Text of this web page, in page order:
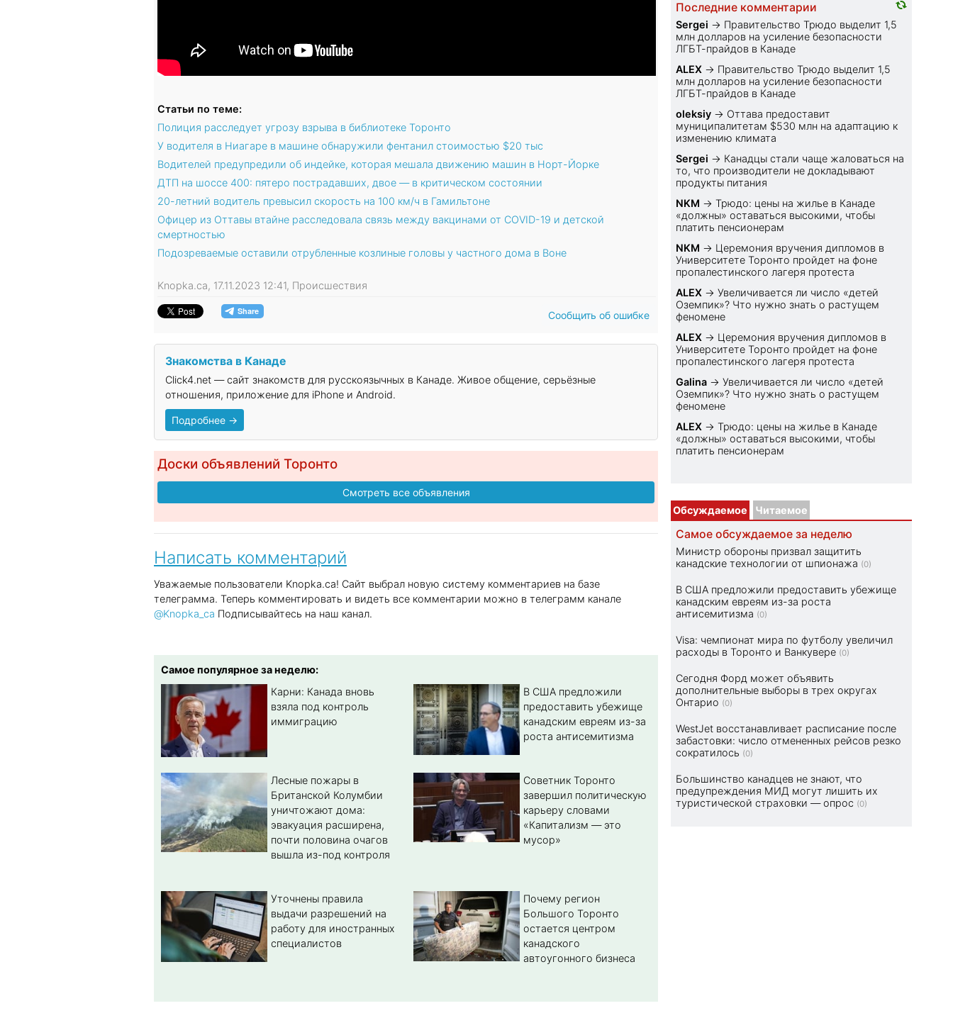
Статьи по теме:
Полиция расследует угрозу взрыва в библиотеке Торонто
У водителя в Ниагаре в машине обнаружили фентанил стоимостью $20 тыс
Водителей предупредили об индейке, которая мешала движению машин в Норт-Йорке
ДТП на шоссе 400: пятеро пострадавших, двое — в критическом состоянии
20-летний водитель превысил скорость на 100 км/ч в Гамильтоне
Офицер из Оттавы втайне расследовала связь между вакцинами от COVID-19 и детской
смертностью
Подозреваемые оставили отрубленные козлиные головы у частного дома в Воне
Knopka.ca, 17.11.2023 12:41, Происшествия
Сообщить об ошибке
Знакомства в Канаде
Click4.net — сайт знакомств для русскоязычных в Канаде. Живое общение, серьёзные
отношения, приложение для iPhone и Android.
Подробнее →
Доски объявлений Торонто
Смотреть все объявления
Написать комментарий
Уважаемые пользователи Knopka.ca! Сайт выбрал новую систему комментариев на базе
телеграмма. Теперь комментировать и видеть все комментарии можно в телеграмм канале
@Knopka_ca Подписывайтесь на наш канал.
Самое популярное за неделю:
Карни: Канада вновь
взяла под контроль
иммиграцию
В США предложили
предоставить убежище
канадским евреям из-за
роста антисемитизма
Лесные пожары в
Британской Колумбии
уничтожают дома:
эвакуация расширена,
почти половина очагов
вышла из-под контроля
Советник Торонто
завершил политическую
карьеру словами
«Капитализм — это
мусор»
Уточнены правила
выдачи разрешений на
работу для иностранных
специалистов
Почему регион
Большого Торонто
остается центром
канадского
автоугонного бизнеса
Последние комментарии
Sеrgei → Правительство Трюдо выделит 1,5
млн долларов на усиление безопасности
ЛГБТ-прайдов в Канаде
ALEX → Правительство Трюдо выделит 1,5
млн долларов на усиление безопасности
ЛГБТ-прайдов в Канаде
oleksiy → Оттава предоставит
муниципалитетам $530 млн на адаптацию к
изменению климата
Sеrgei → Канадцы стали чаще жаловаться на
то, что производители не докладывают
продукты питания
NKM →Трюдо: цены на жилье в Канаде
«должны» оставаться высокими, чтобы
платить пенсионерам
NKM → Церемония вручения дипломов в
Университете Торонто пройдет на фоне
пропалестинского лагеря протеста
ALEX →Увеличивается ли число «детей
Оземпик»? Что нужно знать о растущем
феномене
ALEX → Церемония вручения дипломов в
Университете Торонто пройдет на фоне
пропалестинского лагеря протеста
Galina →Увеличивается ли число «детей
Оземпик»? Что нужно знать о растущем
феномене
ALEX →Трюдо: цены на жилье в Канаде
«должны» оставаться высокими, чтобы
платить пенсионерам
Обсуждаемое Читаемое
Самое обсуждаемое за неделю
Министр обороны призвал защитить
канадские технологии от шпионажа (0)
В США предложили предоставить убежище
канадским евреям из-за роста
антисемитизма (0)
Visa: чемпионат мира по футболу увеличил
расходы в Торонто и Ванкувере (0)
Сегодня Форд может объявить
дополнительные выборы в трех округах
Онтарио (0)
WestJet восстанавливает расписание после
забастовки: число отмененных рейсов резко
сократилось (0)
Большинство канадцев не знают, что
предупреждения МИД могут лишить их
туристической страховки — опрос (0)